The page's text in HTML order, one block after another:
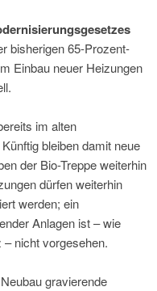
bisherigen 65-Prozent-
Einbau neuer Heizungen
im alten
bleiben damit neue
der Bio-Treppe weiterhin
dürfen weiterhin
werden; ein
Anlagen ist – wie
nicht vorgesehen.
gravierende